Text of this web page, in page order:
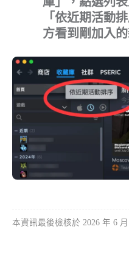
「依近期活動
方看到剛加入的
本資訊最後檢核於 2026 年 6 月